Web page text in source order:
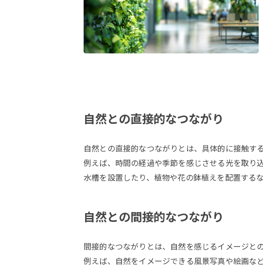
自然との直接的なつながり
自然との直接的なつながりとは、具体的に接触す
例えば、時間の経過や季節を感じさせる光を取り
水槽を設置したり、植物や花の鉢植えを配置する
自然との間接的なつながり
間接的なつながりとは、自然を感じるイメージと
例えば、自然をイメージできる風景写真や絵画な